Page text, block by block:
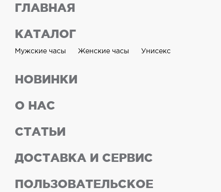
ГЛАВНАЯ
КАТАЛОГ
Мужские часы Женские часы Унисекс
НОВИНКИ
О НАС
СТАТЬИ
ДОСТАВКА И СЕРВИС
ПОЛЬЗОВАТЕЛЬСКОЕ